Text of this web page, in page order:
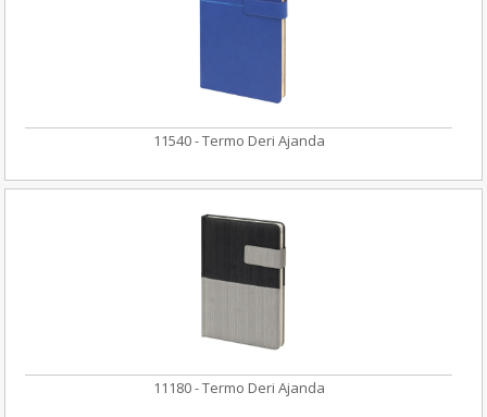
11540 - Termo Deri Ajanda
11180 - Termo Deri Ajanda